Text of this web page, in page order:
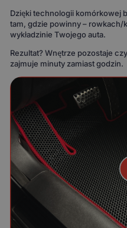
Dzięki technologii komórkowej
tam, gdzie powinny – rowkach/
wykładzinie Twojego auta.
Rezultat? Wnętrze pozostaje
zajmuje minuty zamiast godzin.